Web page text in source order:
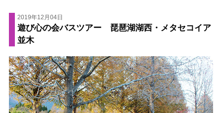
2019年12月04日
遊び心の会バスツアー 琵琶湖湖西・メタセコイア
並木